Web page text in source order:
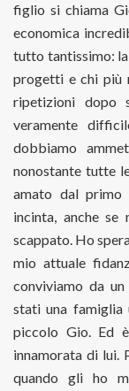
figlio si chiama
economica
tutto tantissimo:
progetti e chi più
ripetizioni dopo
veramente
dobbiamo
nonostante tutte
amato dal primo
incinta, anche
scappato. Ho
mio attuale
conviviamo da
stati una
piccolo Gio. Ed
innamorata di lui.
quando gli ho